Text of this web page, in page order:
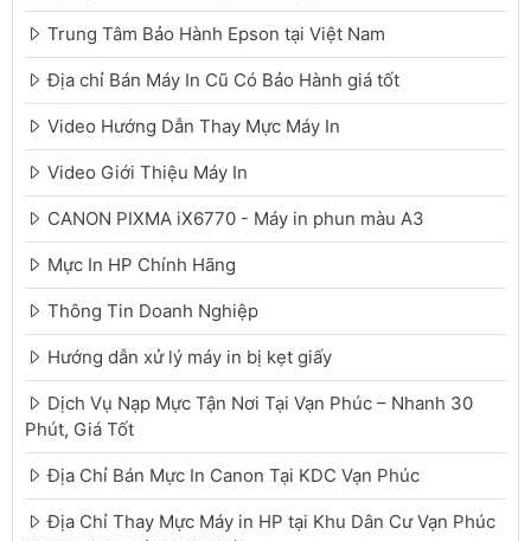
Trung Tâm Bảo Hành Epson tại Việt Nam
Địa chỉ Bán Máy In Cũ Có Bảo Hành giá tốt
Video Hướng Dẫn Thay Mực Máy In
Video Giới Thiệu Máy In
CANON PIXMA iX6770 - Máy in phun màu A3
Mực In HP Chính Hãng
Thông Tin Doanh Nghiệp
Hướng dẫn xử lý máy in bị kẹt giấy
Dịch Vụ Nạp Mực Tận Nơi Tại Vạn Phúc – Nhanh 30
Phút, Giá Tốt
Địa Chỉ Bán Mực In Canon Tại KDC Vạn Phúc
Địa Chỉ Thay Mực Máy in HP tại Khu Dân Cư Vạn Phúc